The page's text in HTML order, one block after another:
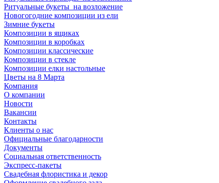
Ритуальные букеты на возложение
Новогогодние композиции из ели
Зимние букеты
Композиции в ящиках
Композиции в коробках
Композиции классические
Композиции в стекле
Композиции елки настольные
Цветы на 8 Марта
Компания
О компании
Новости
Вакансии
Контакты
Клиенты о нас
Официальные благодарности
Документы
Социальная ответственность
Экспресс-пакеты
Свадебная флористика и декор